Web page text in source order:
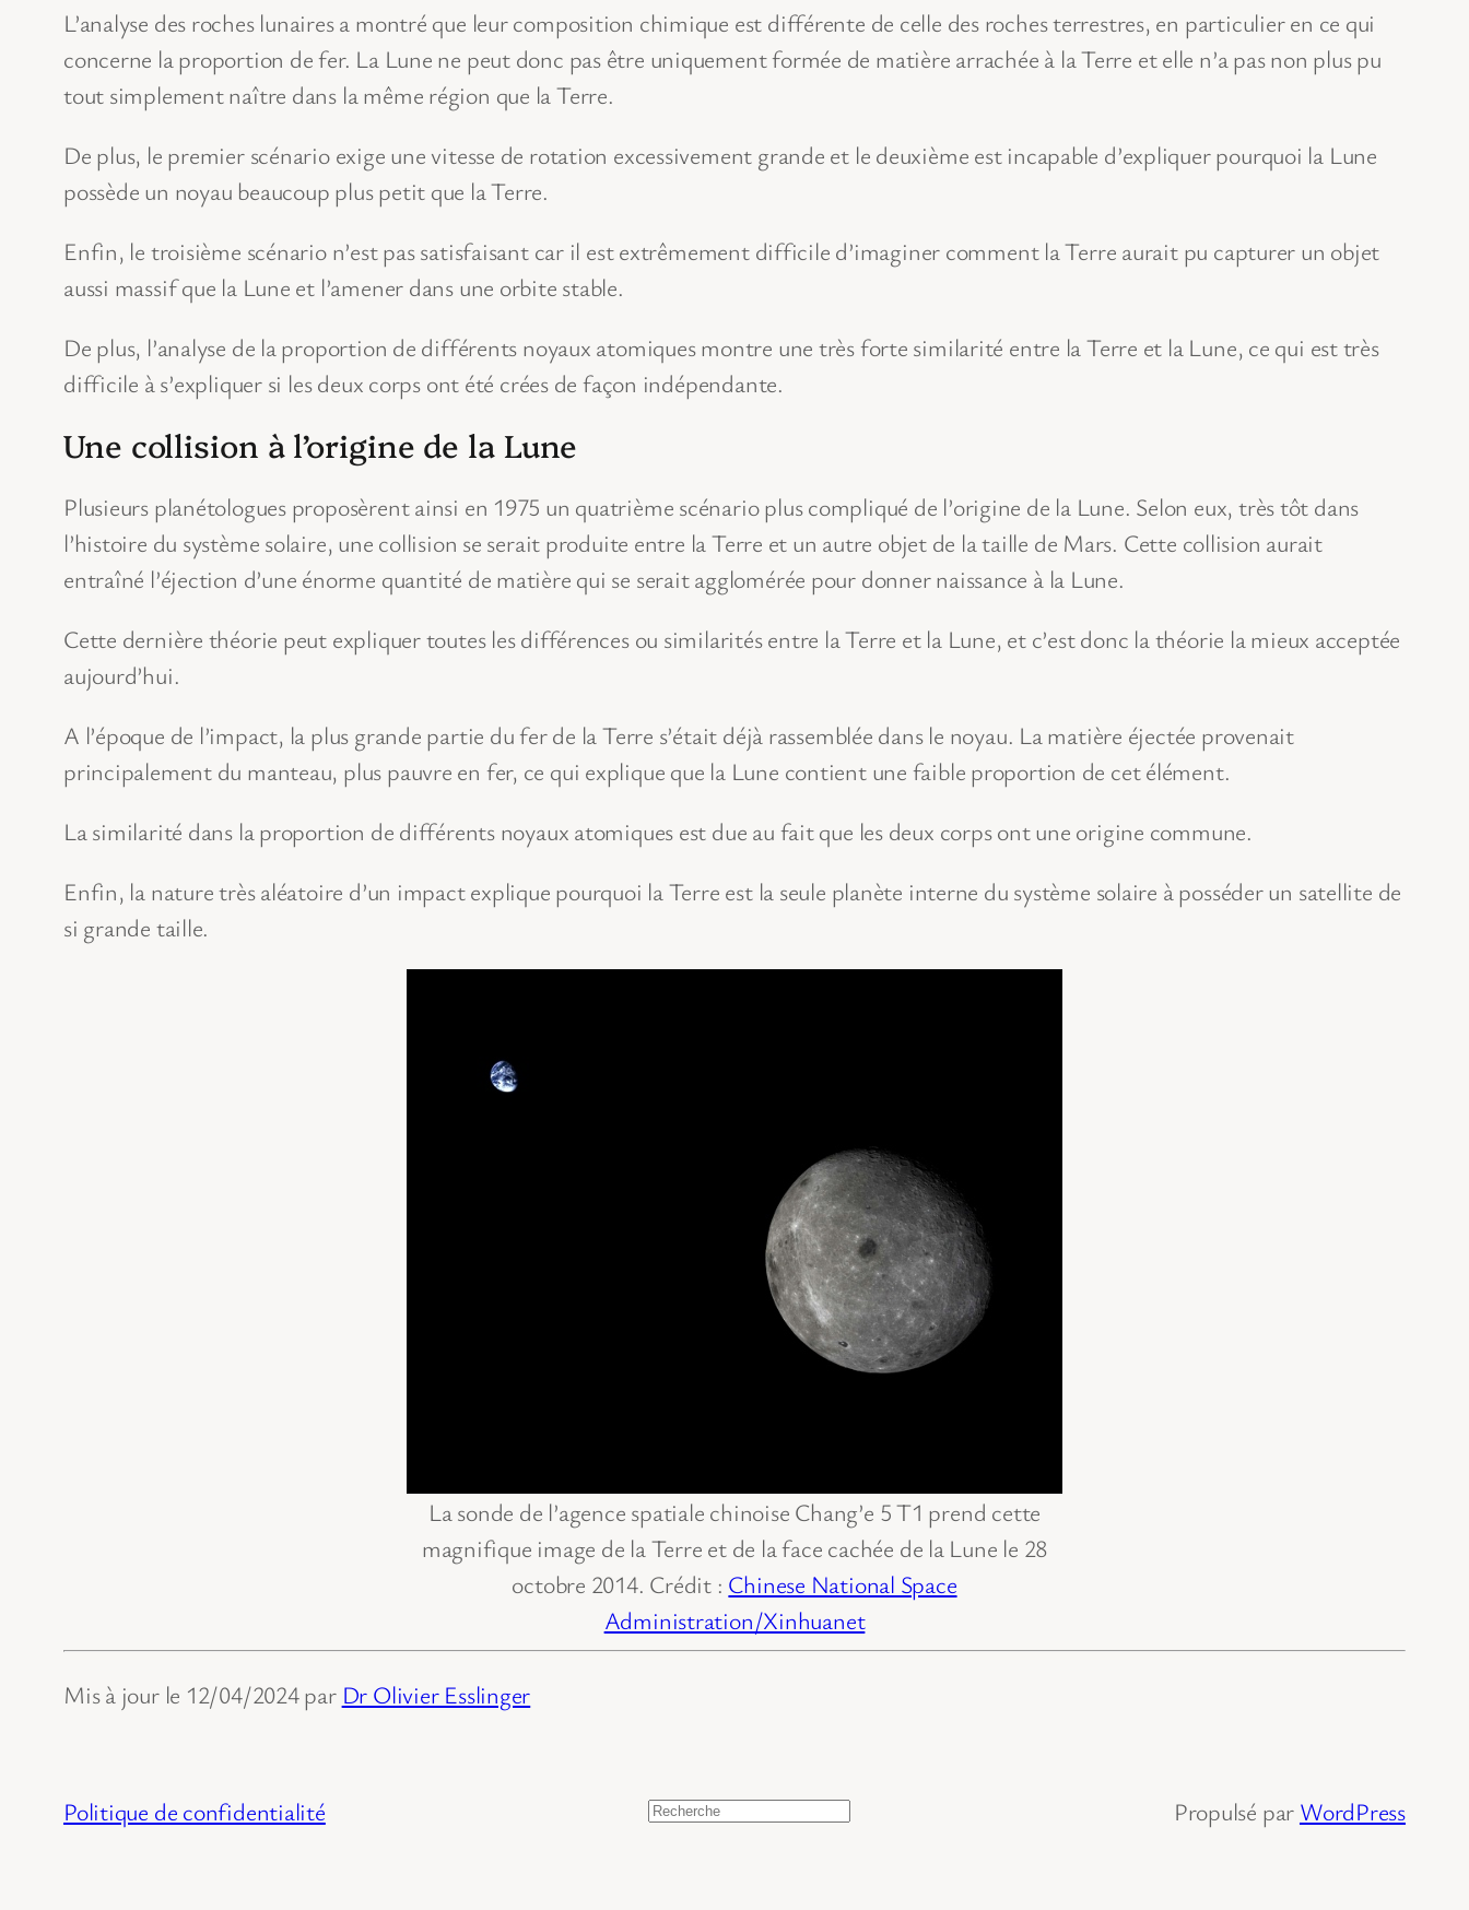
L’analyse des roches lunaires a montré que leur composition chimique est différente de celle des roches terrestres, en particulier en ce qui
concerne la proportion de fer. La Lune ne peut donc pas être uniquement formée de matière arrachée à la Terre et elle n’a pas non plus pu
tout simplement naître dans la même région que la Terre.
De plus, le premier scénario exige une vitesse de rotation excessivement grande et le deuxième est incapable d’expliquer pourquoi la Lune
possède un noyau beaucoup plus petit que la Terre.
Enfin, le troisième scénario n’est pas satisfaisant car il est extrêmement difficile d’imaginer comment la Terre aurait pu capturer un objet
aussi massif que la Lune et l’amener dans une orbite stable.
De plus, l’analyse de la proportion de différents noyaux atomiques montre une très forte similarité entre la Terre et la Lune, ce qui est très
difficile à s’expliquer si les deux corps ont été crées de façon indépendante.
Une collision à l’origine de la Lune
Plusieurs planétologues proposèrent ainsi en 1975 un quatrième scénario plus compliqué de l’origine de la Lune. Selon eux, très tôt dans
l’histoire du système solaire, une collision se serait produite entre la Terre et un autre objet de la taille de Mars. Cette collision aurait
entraîné l’éjection d’une énorme quantité de matière qui se serait agglomérée pour donner naissance à la Lune.
Cette dernière théorie peut expliquer toutes les différences ou similarités entre la Terre et la Lune, et c’est donc la théorie la mieux acceptée
aujourd’hui.
A l’époque de l’impact, la plus grande partie du fer de la Terre s’était déjà rassemblée dans le noyau. La matière éjectée provenait
principalement du manteau, plus pauvre en fer, ce qui explique que la Lune contient une faible proportion de cet élément.
La similarité dans la proportion de différents noyaux atomiques est due au fait que les deux corps ont une origine commune.
Enfin, la nature très aléatoire d’un impact explique pourquoi la Terre est la seule planète interne du système solaire à posséder un satellite de
si grande taille.
La sonde de l’agence spatiale chinoise Chang’e 5 T1 prend cette
magnifique image de la Terre et de la face cachée de la Lune le 28
octobre 2014. Crédit : Chinese National Space
Administration/Xinhuanet
Mis à jour le 12/04/2024 par Dr Olivier Esslinger
Politique de confidentialité Rechercher Propulsé par WordPress